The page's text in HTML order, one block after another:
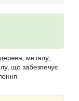
металу,
що забезпечує